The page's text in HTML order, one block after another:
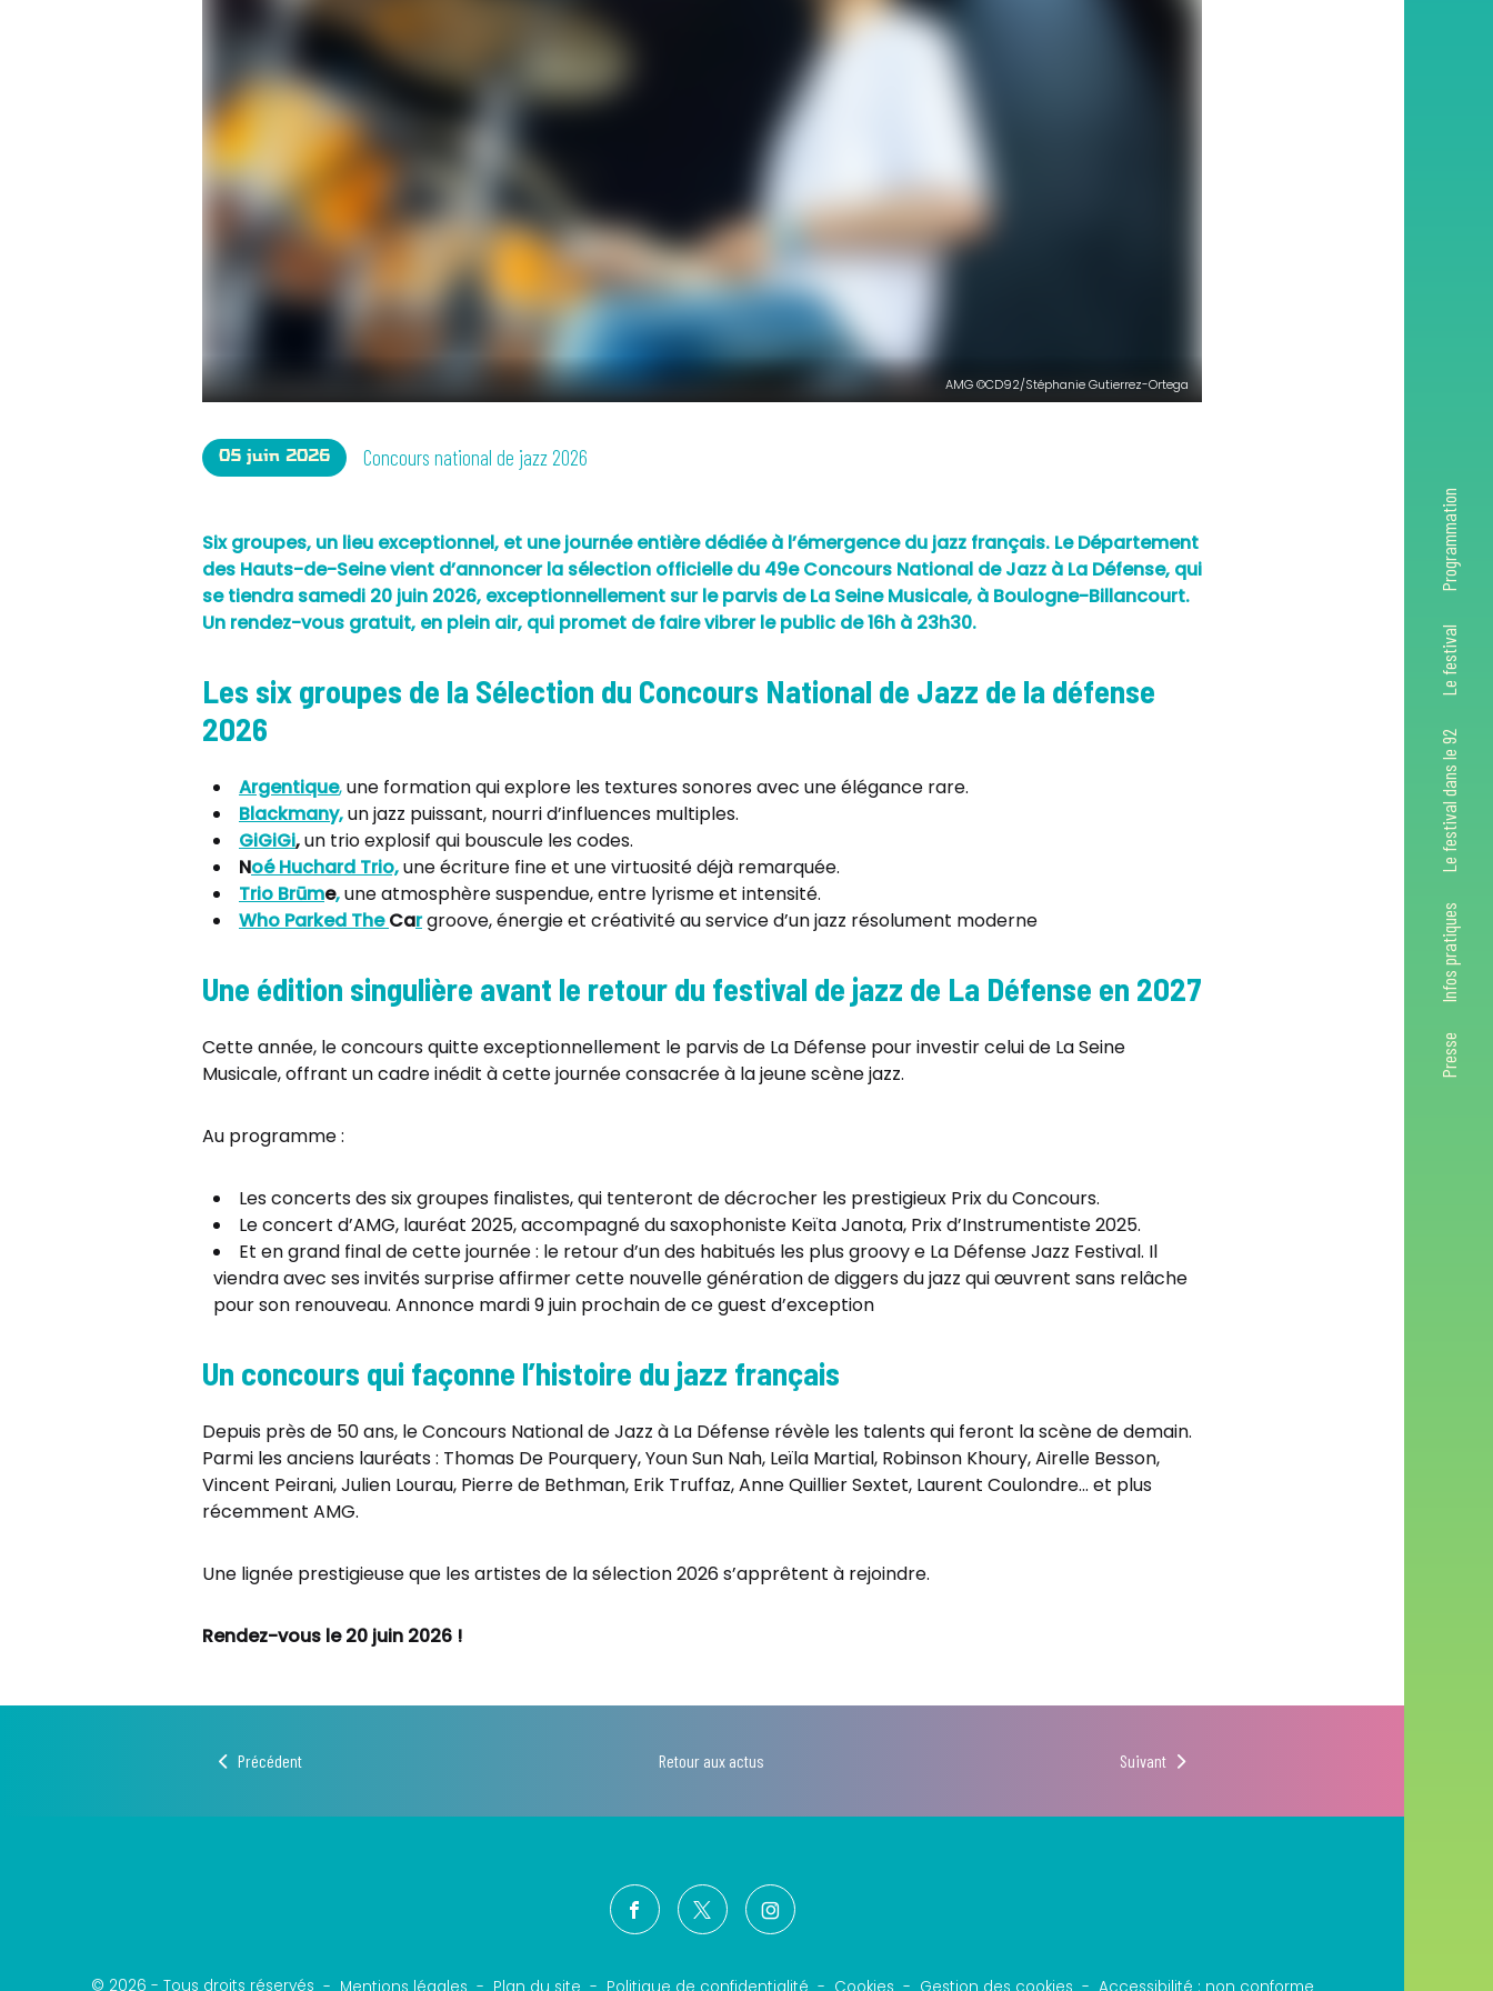
Programmation
Le festival
Le festival dans le 92
Infos pratiques
Presse
AMG ©CD92/Stéphanie Gutierrez-Ortega
05 juin 2026 Concours national de jazz 2026
Six groupes, un lieu exceptionnel, et une journée entière dédiée à l’émergence du jazz français. Le Département
des Hauts-de-Seine vient d’annoncer la sélection officielle du 49e Concours National de Jazz à La Défense, qui
se tiendra samedi 20 juin 2026, exceptionnellement sur le parvis de La Seine Musicale, à Boulogne-Billancourt.
Un rendez-vous gratuit, en plein air, qui promet de faire vibrer le public de 16h à 23h30.
Les six groupes de la Sélection du Concours National de Jazz de la défense
2026
Argentique,une formation qui explore les textures sonores avec une élégance rare.
Blackmany,un jazz puissant, nourri d’influences multiples.
GiGiGi,un trio explosif qui bouscule les codes.
Noé Huchard Trio,une écriture fine et une virtuosité déjà remarquée.
Trio Brūme,une atmosphère suspendue, entre lyrisme et intensité.
Who Parked TheCargroove, énergie et créativité au service d’un jazz résolument moderne
Une édition singulière avant le retour du festival de jazz de La Défense en 2027
Cette année, le concours quitte exceptionnellement le parvis de La Défense pour investir celui de La Seine
Musicale, offrant un cadre inédit à cette journée consacrée à la jeune scène jazz.
Au programme :
Les concerts des six groupes finalistes, qui tenteront de décrocher les prestigieux Prix du Concours.
Le concert d’AMG, lauréat 2025, accompagné du saxophoniste Keïta Janota, Prix d’Instrumentiste 2025.
Et en grand final de cette journée : le retour d’un des habitués les plus groovy e La Défense Jazz Festival. Il
viendra avec ses invités surprise affirmer cette nouvelle génération de diggers du jazz qui œuvrent sans relâche
pour son renouveau. Annonce mardi 9 juin prochain de ce guest d’exception
Un concours qui façonne l’histoire du jazz français
Depuis près de 50 ans, le Concours National de Jazz à La Défense révèle les talents qui feront la scène de demain.
Parmi les anciens lauréats : Thomas De Pourquery, Youn Sun Nah, Leïla Martial, Robinson Khoury, Airelle Besson,
Vincent Peirani, Julien Lourau, Pierre de Bethman, Erik Truffaz, Anne Quillier Sextet, Laurent Coulondre… et plus
récemment AMG.
Une lignée prestigieuse que les artistes de la sélection 2026 s’apprêtent à rejoindre.
Rendez-vous le 20 juin 2026 !
Précédent Retour aux actus Suivant
© 2026 - Tous droits réservés Mentions légales Plan du site Politique de confidentialité Cookies Gestion des cookies Accessibilité : non conforme